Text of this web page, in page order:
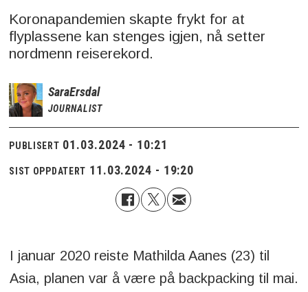
Koronapandemien skapte frykt for at
flyplassene kan stenges igjen, nå setter
nordmenn reiserekord.
SaraErsdal
JOURNALIST
PUBLISERT 01.03.2024 - 10:21
SIST OPPDATERT 11.03.2024 - 19:20
I januar 2020 reiste Mathilda Aanes (23) til
Asia, planen var å være på backpacking til mai.